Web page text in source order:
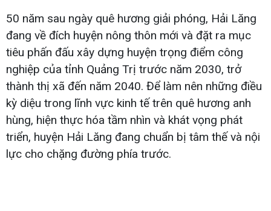
50 năm sau ngày quê hương giải phóng, Hải Lăng
đang về đích huyện nông thôn mới và đặt ra mục
tiêu phấn đấu xây dựng huyện trọng điểm công
nghiệp của tỉnh Quảng Trị trước năm 2030, trở
thành thị xã đến năm 2040. Để làm nên những điều
kỳ diệu trong lĩnh vực kinh tế trên quê hương anh
hùng, hiện thực hóa tầm nhìn và khát vọng phát
triển, huyện Hải Lăng đang chuẩn bị tâm thế và nội
lực cho chặng đường phía trước.